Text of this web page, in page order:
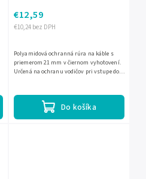
€10,24 bez DPH
€12,59
Do košíka
Polyamidová ochranná rúra na káble s
priemerom 21 mm v čiernom vyhotovení.
Určená na ochranu vodičov pri vstupe do